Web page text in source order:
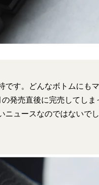
です。どんなボトムにも
発売直後に完売してしま
ュースなのではないでし